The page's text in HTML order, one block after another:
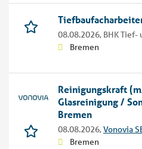
08.08.2026, BHK Tief-
Bremen
Reinigungskraft
Glasreinigung /
Bremen
08.08.2026,Vonovia
Bremen